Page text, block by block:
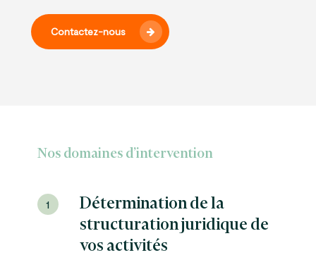
Contactez-nous
Nos domaines d’intervention
1
Détermination de la
structuration juridique de
vos activités